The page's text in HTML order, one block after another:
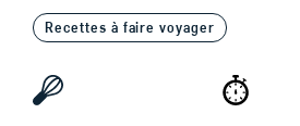
Le porc d'ici
Recettes à faire voyager